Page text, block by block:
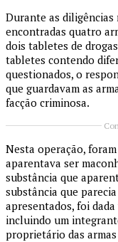
Durante as
encontradas quatro
dois tabletes de
tabletes contendo
questionados, o
que guardavam as
facção criminosa.
Nesta operação,
aparentava ser
substância que
substância que
apresentados, foi
incluindo um
proprietário das